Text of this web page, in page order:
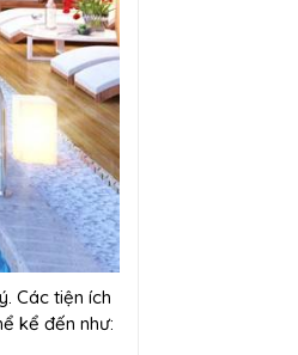
Các tiện ích
kể đến như: